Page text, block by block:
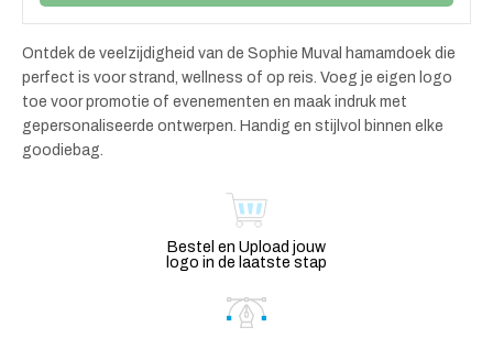
Ontdek de veelzijdigheid van de Sophie Muval hamamdoek die
perfect is voor strand, wellness of op reis. Voeg je eigen logo
toe voor promotie of evenementen en maak indruk met
gepersonaliseerde ontwerpen. Handig en stijlvol binnen elke
goodiebag.
Bestel en Upload jouw
logo in de laatste stap